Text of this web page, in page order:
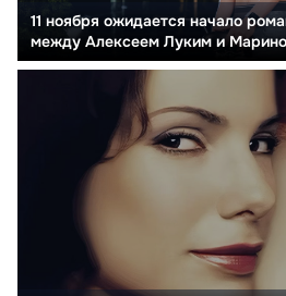
11 ноября ожидается начало
между Алексеем Луким и